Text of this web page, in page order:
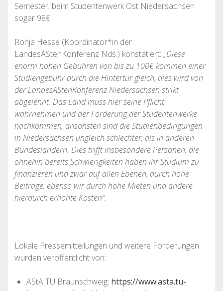
Semester, beim Studentenwerk Ost Niedersachsen
sogar 98€.
Ronja Hesse (Koordinator*in der
LandesAStenKonferenz Nds.) konstatiert: „Diese
enorm hohen Gebühren von bis zu 100€ kommen einer
Studiengebühr durch die Hintertür gleich, dies wird von
der LandesAStenKonferenz Niedersachsen strikt
abgelehnt. Das Land muss hier seine Pflicht
wahrnehmen und der Förderung der Studentenwerke
nachkommen, ansonsten sind die Studienbedingungen
in Niedersachsen ungleich schlechter, als in anderen
Bundesländern. Dies trifft insbesondere Personen, die
ohnehin bereits Schwierigkeiten haben ihr Studium zu
finanzieren und zwar auf allen Ebenen, durch hohe
Beiträge, ebenso wir durch hohe Mieten und andere
hierdurch erhöhte Kosten“.
Lokale Pressemitteilungen und weitere Forderungen
wurden veröffentlicht von:
AStA TU Braunschweig: https://www.asta.tu-